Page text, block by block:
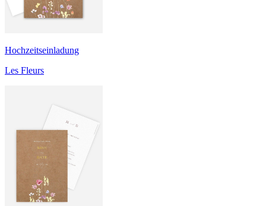
Hochzeitseinladung
Les Fleurs